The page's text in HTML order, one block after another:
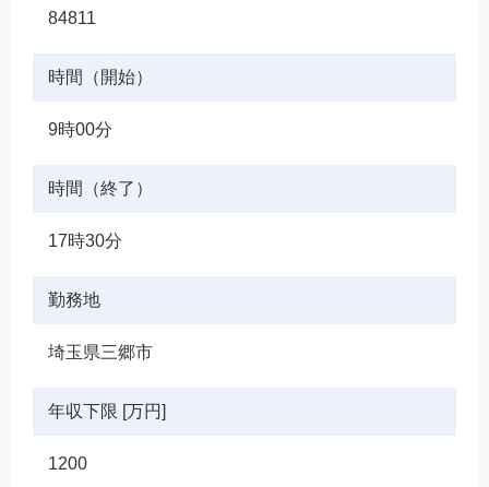
84811
時間（開始）
9時00分
時間（終了）
17時30分
勤務地
埼玉県三郷市
年収下限 [万円]
1200